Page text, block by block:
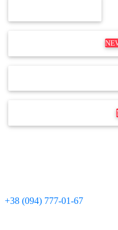
ОНОВЛЕННЯ MEDOC
ДИСТРИБУТИВ М.Е.DOC
+38 (094) 777-01-67